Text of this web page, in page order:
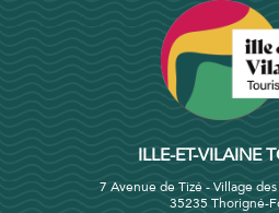
ILLE-ET-VILAINE
7 Avenue de Tizé - Village
35235 Thorigné-